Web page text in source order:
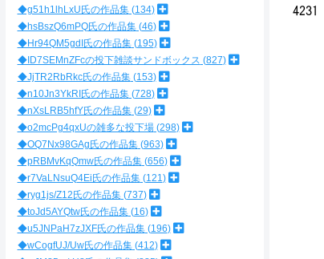
4231
◆g51h1lhLxU氏の作品集 134
◆hsBszQ6mPQ氏の作品集 46
◆Hr94QM5gdI氏の作品集 195
◆ID7SEMnZFcの投下雑談サンドボックス 827
◆JjTR2RbRkc氏の作品集 153
◆n10Jn3YkRI氏の作品集 728
◆nXsLRB5hfY氏の作品集 29
◆o2mcPg4qxUの雑多な投下場 298
◆OQ7Nx98GAg氏の作品集 963
◆pRBMvKqQmw氏の作品集 656
◆r7VaLNsuQ4Ei氏の作品集 121
◆ryg1js/Z12氏の作品集 737
◆toJd5AYQtw氏の作品集 16
◆u5JNPaH7zJXF氏の作品集 196
◆wCogfUJ/Uw氏の作品集 412